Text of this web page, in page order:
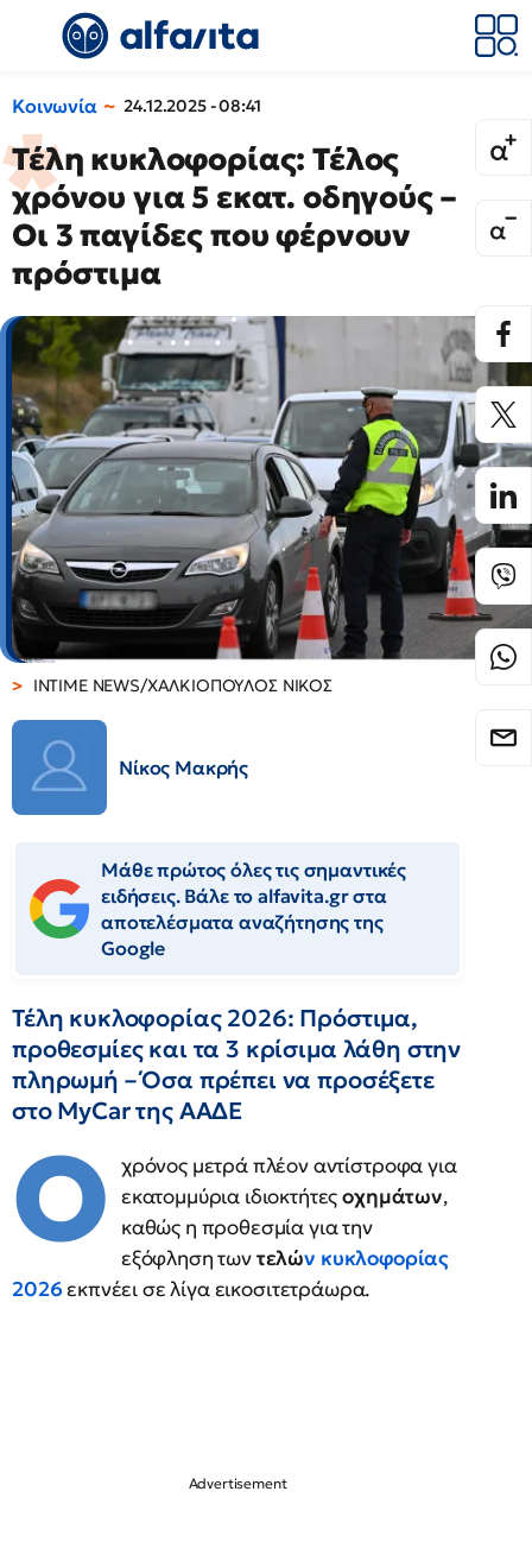
Κοινωνία 24.12.2025 - 08:41
Τέλη κυκλοφορίας: Τέλος
χρόνου για 5 εκατ. οδηγούς –
Οι 3 παγίδες που φέρνουν
πρόστιμα
INTIME NEWS/ΧΑΛΚΙΟΠΟΥΛΟΣ ΝΙΚΟΣ
Νίκος Μακρής
Μάθε πρώτος όλες τις σημαντικές
ειδήσεις. Βάλε το alfavita.gr στα
αποτελέσματα αναζήτησης της
Google
Τέλη κυκλοφορίας 2026: Πρόστιμα,
προθεσμίες και τα 3 κρίσιμα λάθη στην
πληρωμή – Όσα πρέπει να προσέξετε
στο MyCar της ΑΑΔΕ
Ο χρόνος μετρά πλέον αντίστροφα για
εκατομμύρια ιδιοκτήτεςοχημάτων,
καθώς η προθεσμία για την
εξόφληση τωντελών κυκλοφορίας
2026εκπνέει σε λίγα εικοσιτετράωρα.